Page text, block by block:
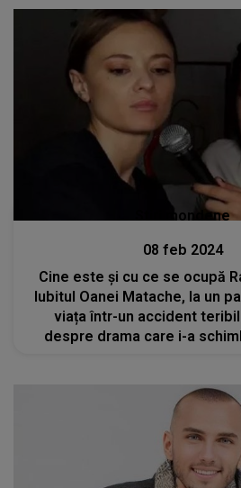
Stiri mondene
08 feb 2024
Cine este și cu ce se ocupă
Iubitul Oanei Matache, la un
viața într-un accident
despre drama care i-a